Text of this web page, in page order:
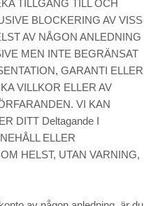
TILLGÅNG TILL OCH
BLOCKERING AV VISS
AV NÅGON ANLEDNING
MEN INTE BEGRÄNSAT
GARANTI ELLER
VILLKOR ELLER AV
VI KAN
DITT Deltagande I
ELLER
HELST, UTAN VARNING,